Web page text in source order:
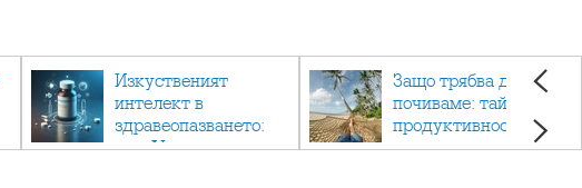
Изкуственият
интелект в
здравеопазването:
как AI променя
Защо трябва да си
почиваме: тайната на
продуктивността,
здравето и добрия